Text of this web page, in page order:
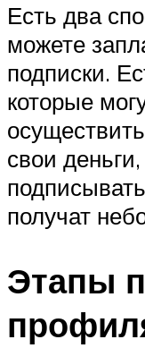
Есть два
можете
подписки.
которые
свои
получат
Этапы